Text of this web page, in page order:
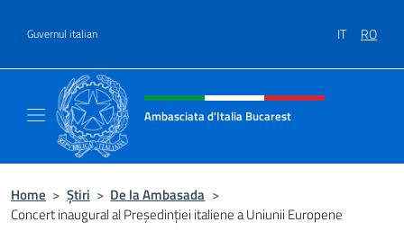
Guvernul italian IT RO
Header, social and menu of site
Ambasciata d'Italia Bucarest
Home > Știri > De la Ambasada >
Concert inaugural al Preşedinţiei italiene a Uniunii Europene